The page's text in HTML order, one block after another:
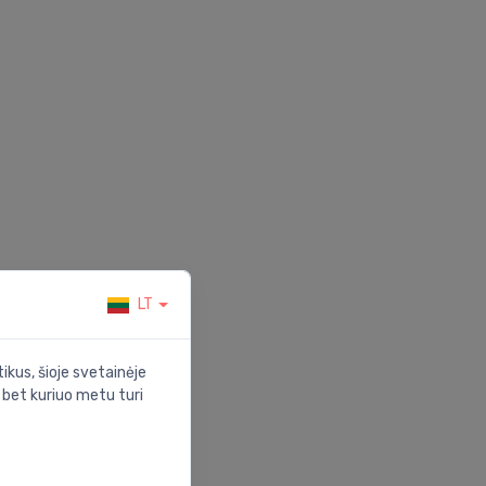
LT
šioje svetainėje
bet kuriuo metu turi